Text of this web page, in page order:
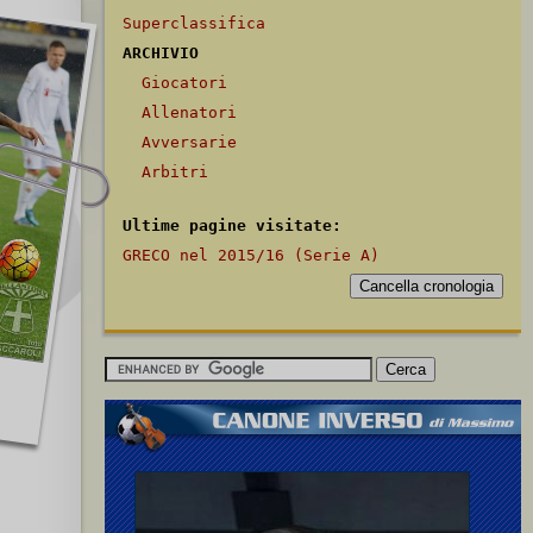
Superclassifica
ARCHIVIO
Giocatori
Allenatori
Avversarie
Arbitri
Ultime pagine visitate:
GRECO nel 2015/16 (Serie A)